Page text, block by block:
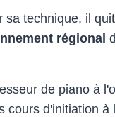
sa technique, il
régional
de piano à
cours d'initiation